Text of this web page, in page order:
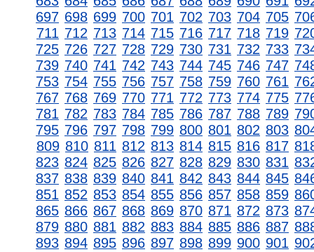
697 698 699 700 701 702 703 704 705
711 712 713 714 715 716 717 718 719
725 726 727 728 729 730 731 732 733
739 740 741 742 743 744 745 746 747
753 754 755 756 757 758 759 760 761
767 768 769 770 771 772 773 774 775
781 782 783 784 785 786 787 788 789
795 796 797 798 799 800 801 802 803
809 810 811 812 813 814 815 816 817
823 824 825 826 827 828 829 830 831
837 838 839 840 841 842 843 844 845
851 852 853 854 855 856 857 858 859
865 866 867 868 869 870 871 872 873
879 880 881 882 883 884 885 886 887
893 894 895 896 897 898 899 900 901